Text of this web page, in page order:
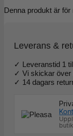
Denna produkt är
Leverans &
✓ Leveranstid 1
✓ Vi skickar över
✓ 14 dagars